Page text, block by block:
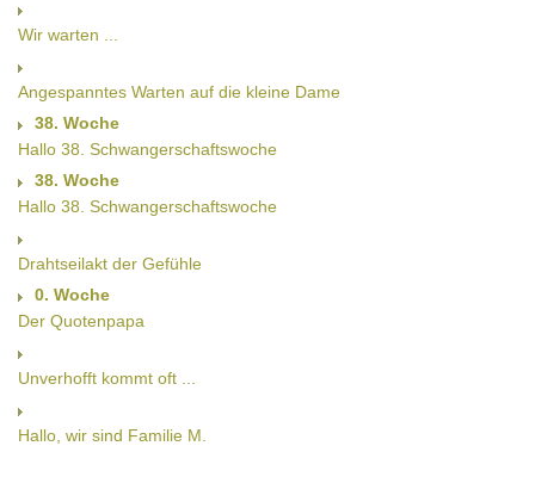
Wir warten ...
Angespanntes Warten auf die kleine Dame
38. Woche
Hallo 38. Schwangerschaftswoche
38. Woche
Hallo 38. Schwangerschaftswoche
Drahtseilakt der Gefühle
0. Woche
Der Quotenpapa
Unverhofft kommt oft ...
Hallo, wir sind Familie M.